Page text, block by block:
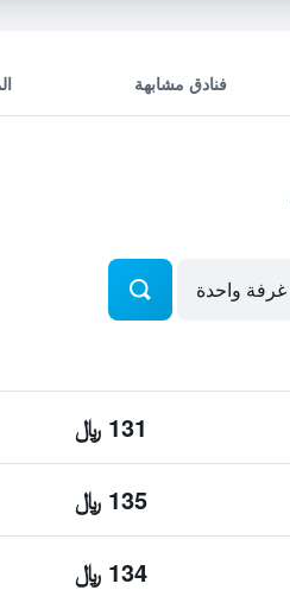
فنادق مشابهة
131 ﷼
135 ﷼
134 ﷼